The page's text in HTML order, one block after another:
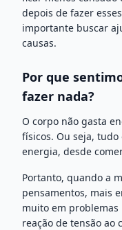
depois de fazer
importante buscar
causas.
Por que
fazer nada?
O corpo não gasta
físicos. Ou seja,
energia, desde
Portanto, quando a
pensamentos, mais
muito em
reação de tensão ao